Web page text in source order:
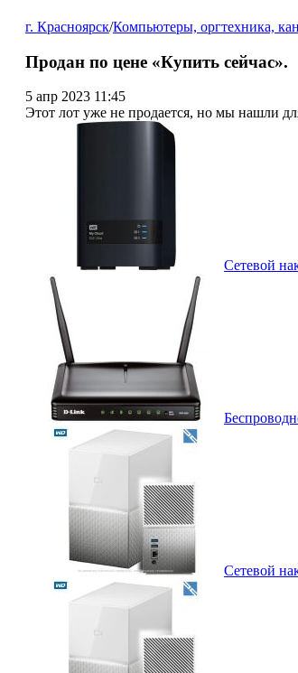
г. Красноярск/Компьютеры, оргтехника,
Продан по цене «Купить сейчас».
5 апр 2023 11:45
Этот лот уже не продается, но мы нашли
Сетевой
Сетевой